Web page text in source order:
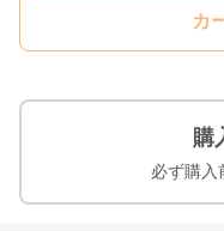
カ
購
必ず購入